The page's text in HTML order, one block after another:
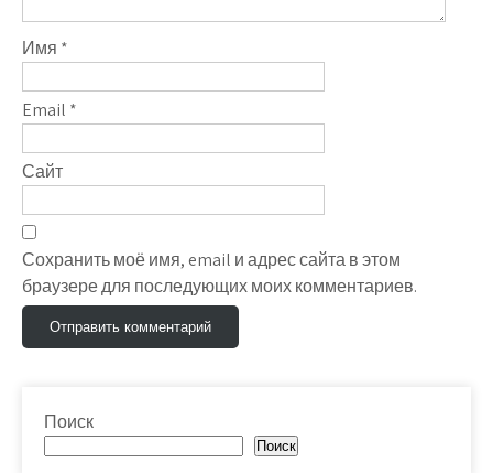
Имя *
Email *
Сайт
Сохранить моё имя, email и адрес сайта в этом
браузере для последующих моих комментариев.
Поиск
Поиск